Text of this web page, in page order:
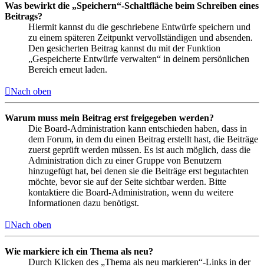
Was bewirkt die „Speichern“-Schaltfläche beim Schreiben eines
Beitrags?
Hiermit kannst du die geschriebene Entwürfe speichern und
zu einem späteren Zeitpunkt vervollständigen und absenden.
Den gesicherten Beitrag kannst du mit der Funktion
„Gespeicherte Entwürfe verwalten“ in deinem persönlichen
Bereich erneut laden.
Nach oben
Warum muss mein Beitrag erst freigegeben werden?
Die Board-Administration kann entschieden haben, dass in
dem Forum, in dem du einen Beitrag erstellt hast, die Beiträge
zuerst geprüft werden müssen. Es ist auch möglich, dass die
Administration dich zu einer Gruppe von Benutzern
hinzugefügt hat, bei denen sie die Beiträge erst begutachten
möchte, bevor sie auf der Seite sichtbar werden. Bitte
kontaktiere die Board-Administration, wenn du weitere
Informationen dazu benötigst.
Nach oben
Wie markiere ich ein Thema als neu?
Durch Klicken des „Thema als neu markieren“-Links in der